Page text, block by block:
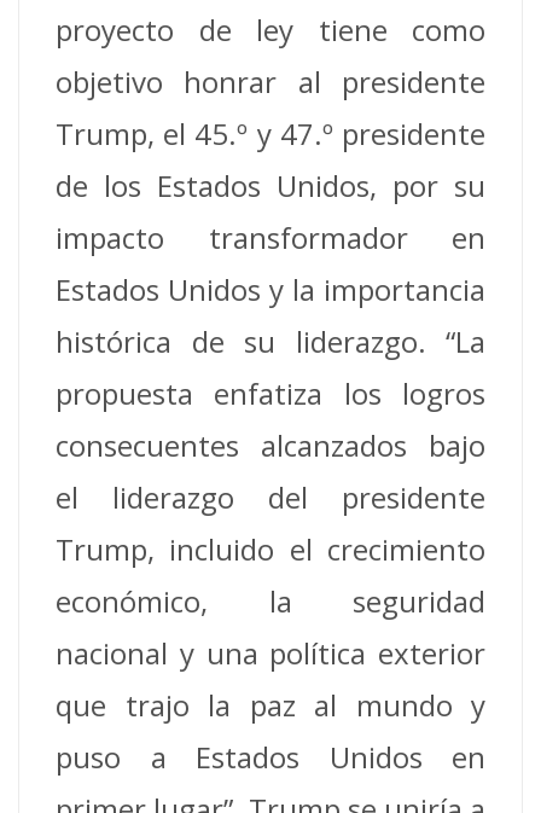
proyecto de ley tiene como
objetivo honrar al presidente
Trump, el 45.º y 47.º presidente
de los Estados Unidos, por su
impacto transformador en
Estados Unidos y la importancia
histórica de su liderazgo. “La
propuesta enfatiza los logros
consecuentes alcanzados bajo
el liderazgo del presidente
Trump, incluido el crecimiento
económico, la seguridad
nacional y una política exterior
que trajo la paz al mundo y
puso a Estados Unidos en